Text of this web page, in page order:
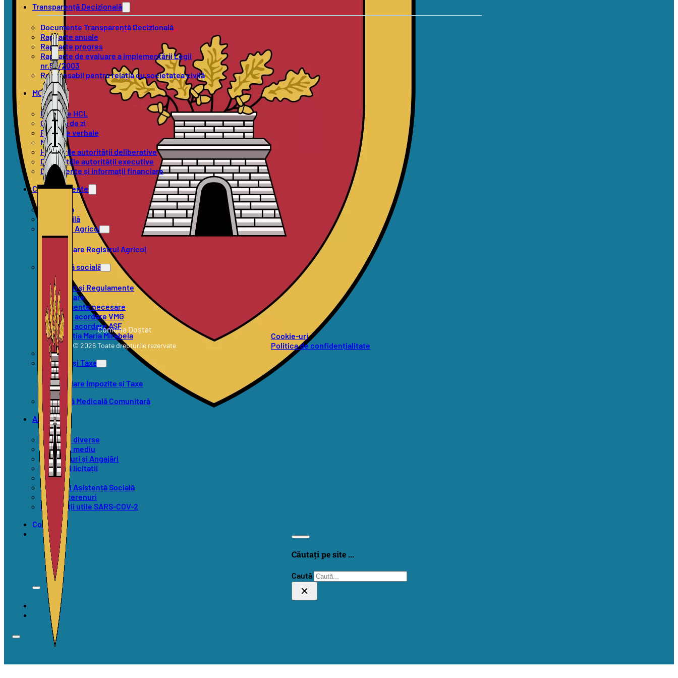
Transparență Decizională
Documente Transparență Decizională
Rapoarte anuale
Rapoarte progres
Rapoarte de evaluare a implementării Legii
nr.52/2003
Responsabil pentru relația cu societatea civilă
MOL
Proiecte HCL
Ordinea de zi
Procese verbale
Minute
Hotărârile autorității deliberative
Dispozițiile autorității executive
Documente și informații financiare
Compartimente
Urbanism
Stare Civilă
Registrul Agricol
Formulare Registrul Agricol
Asistență socială
Hotărâri și Regulamente
Formulare
Documente necesare
Criterii acordare VMG
Criterii acordare ASF
Asociația Maria Mirabela
SVSU
Impozite și Taxe
Formulare Impozite și Taxe
Asistență Medicală Comunitară
Anunțuri
Anunțuri diverse
Anunțuri mediu
Concursuri și Angajări
Anunțuri licitații
Alegeri
Anunțuri Asistență Socială
Vânzări terenuri
Informații utile SARS-COV-2
Contact
Căutați pe site ...
Caută
×
Comuna Doștat
© 2026 Toate drepturile rezervate
Cookie-uri
Politica de confidențialitate